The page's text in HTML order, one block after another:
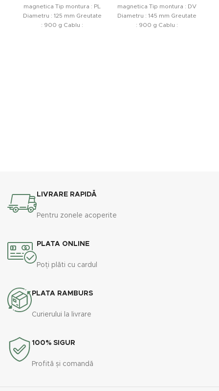
magnetica Tip montura : PL
Diametru : 125 mm Greutate
: 900 g Cablu :
magnetica Tip montura : DV
Diametru : 145 mm Greutate
: 900 g Cablu :
LIVRARE RAPIDĂ
Pentru zonele acoperite
PLATA ONLINE
Poți plăti cu cardul
PLATA RAMBURS
Curierului la livrare
100% SIGUR
Profită și comandă